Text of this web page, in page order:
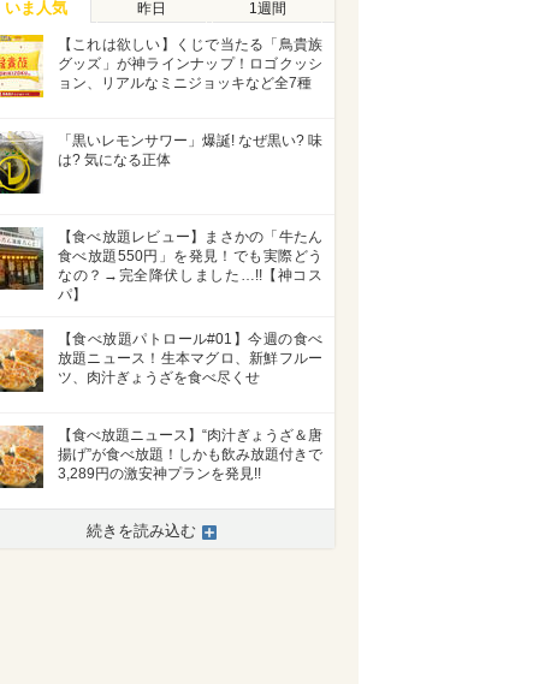
いま人気 昨日 1週間
【これは欲しい】くじで当たる「鳥貴族
グッズ」が神ラインナップ！ロゴクッシ
ョン、リアルなミニジョッキなど全7種
「黒いレモンサワー」爆誕! なぜ黒い? 味
は? 気になる正体
【食べ放題レビュー】まさかの「牛たん
食べ放題550円」を発見！でも実際どう
なの？→完全降伏しました…!!【神コス
パ】
【食べ放題パトロール#01】今週の食べ
放題ニュース！生本マグロ、新鮮フルー
ツ、肉汁ぎょうざを食べ尽くせ
【食べ放題ニュース】“肉汁ぎょうざ＆唐
揚げ”が食べ放題！しかも飲み放題付きで
3,289円の激安神プランを発見!!
続きを読み込む